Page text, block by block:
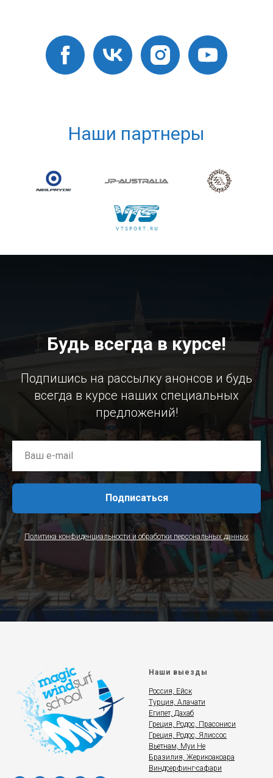
Наши партнеры
Будь всегда в курсе!
Подпишись на рассылку анонсов и будь
всегда в курсе наших специальных
предложений!
Подписаться
Политика конфиденциальности и обработки персональных данных
Наши выезды
Россия, Ейск
Турция, Алачати
Египет, Дахаб
Греция, Родос, Прасониси
Греция, Родос, Ялиссос
Вьетнам, Муи Не
Бразилия, Жерикоакоара
Виндсерфинг-сафари